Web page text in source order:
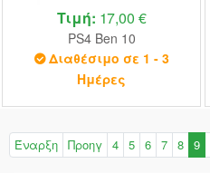
Τιμή: 17,00 €
PS4 Ben 10
Διαθέσιμο σε 1 - 3
Ημέρες
Έναρξη Προηγ 4 5 6 7 8 9